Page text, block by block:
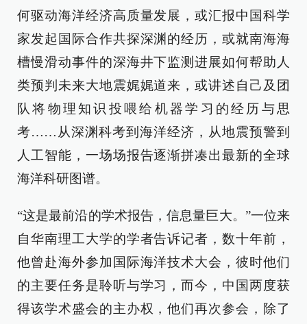
何驱动海洋经济高质量发展，或汇报中国科学
家发起国际合作共探深渊的经历，或就南海海
槽慢滑动事件的深海井下监测进展如何帮助人
类预判未来大地震娓娓道来，或讲述自己及团
队将物理知识投喂给机器学习的经历与思
考……从深渊科考到海洋经济，从地震预警到
人工智能，一场场报告逐渐拼凑出最新的全球
海洋科研图谱。
“这是最前沿的学术报告，信息量巨大。”一位来
自华南理工大学的学者告诉记者，数十年前，
他曾赴海外参加国际海洋技术大会，彼时他们
的主要任务是聆听与学习，而今，中国两度获
得该学术盛会的主办权，他们再次参会，除了